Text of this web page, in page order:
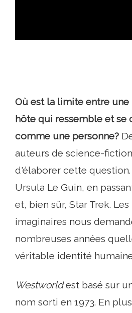
Où est la limite entre une
hôte qui ressemble et se
comme une personne?
auteurs de science-
d'élaborer cette question.
Ursula Le Guin, en
et, bien sûr, Star Trek.
imaginaires nous
nombreuses années
véritable identité
Westworldest basé sur
nom sorti en 1973. En